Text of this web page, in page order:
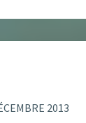
2013